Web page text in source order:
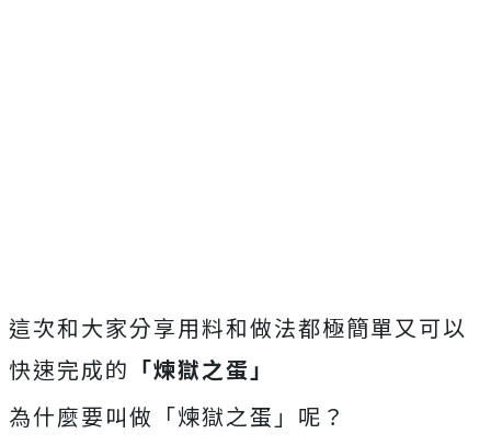
這次和大家分享用料和做法都極簡單又可以
快速完成的 「煉獄之蛋」
為什麼要叫做「煉獄之蛋」呢？